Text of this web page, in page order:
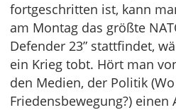
fortgeschritten ist, kann
am Montag das größte
Defender 23” stattfindet,
ein Krieg tobt. Hört man
den Medien, der Politik
Friedensbewegung?) einen